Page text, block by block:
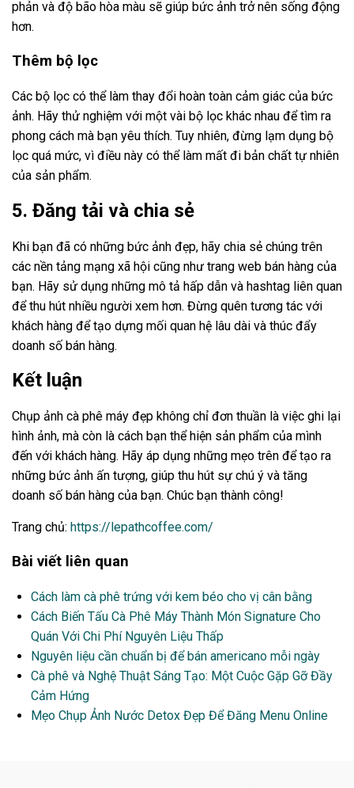
phản và độ bão hòa màu sẽ giúp bức ảnh trở nên sống động
hơn.
Thêm bộ lọc
Các bộ lọc có thể làm thay đổi hoàn toàn cảm giác của bức
ảnh. Hãy thử nghiệm với một vài bộ lọc khác nhau để tìm ra
phong cách mà bạn yêu thích. Tuy nhiên, đừng lạm dụng bộ
lọc quá mức, vì điều này có thể làm mất đi bản chất tự nhiên
của sản phẩm.
5. Đăng tải và chia sẻ
Khi bạn đã có những bức ảnh đẹp, hãy chia sẻ chúng trên
các nền tảng mạng xã hội cũng như trang web bán hàng của
bạn. Hãy sử dụng những mô tả hấp dẫn và hashtag liên quan
để thu hút nhiều người xem hơn. Đừng quên tương tác với
khách hàng để tạo dựng mối quan hệ lâu dài và thúc đẩy
doanh số bán hàng.
Kết luận
Chụp ảnh cà phê máy đẹp không chỉ đơn thuần là việc ghi lại
hình ảnh, mà còn là cách bạn thể hiện sản phẩm của mình
đến với khách hàng. Hãy áp dụng những mẹo trên để tạo ra
những bức ảnh ấn tượng, giúp thu hút sự chú ý và tăng
doanh số bán hàng của bạn. Chúc bạn thành công!
Trang chủ: https://lepathcoffee.com/
Bài viết liên quan
Cách làm cà phê trứng với kem béo cho vị cân bằng
Cách Biến Tấu Cà Phê Máy Thành Món Signature Cho
Quán Với Chi Phí Nguyên Liệu Thấp
Nguyên liệu cần chuẩn bị để bán americano mỗi ngày
Cà phê và Nghệ Thuật Sáng Tạo: Một Cuộc Gặp Gỡ Đầy
Cảm Hứng
Mẹo Chụp Ảnh Nước Detox Đẹp Để Đăng Menu Online